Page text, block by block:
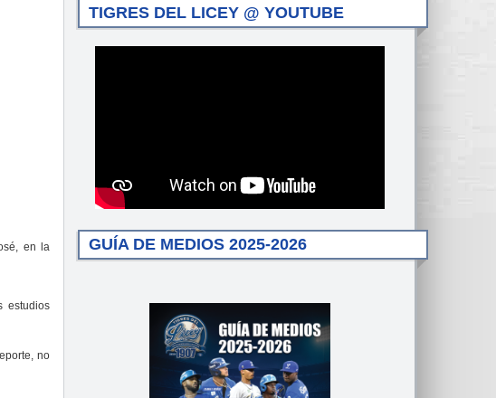
en la
estudios
no
TIGRES DEL LICEY @ YOUTUBE
GUÍA DE MEDIOS 2025-2026